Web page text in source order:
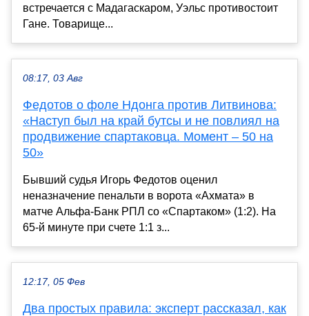
встречается с Мадагаскаром, Уэльс противостоит
Гане. Товарище...
08:17, 03 Авг
Федотов о фоле Ндонга против Литвинова:
«Наступ был на край бутсы и не повлиял на
продвижение спартаковца. Момент – 50 на
50»
Бывший судья Игорь Федотов оценил
неназначение пенальти в ворота «Ахмата» в
матче Альфа‑Банк РПЛ со «Спартаком» (1:2). На
65-й минуте при счете 1:1 з...
12:17, 05 Фев
Два простых правила: эксперт рассказал, как